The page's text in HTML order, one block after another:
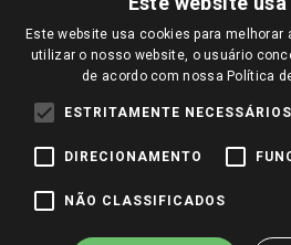
Notícias
Perguntas frequentes
Trabalhe Conosco
Trocas e Devoluções
Redes Sociais
Este website usa cookies para melhorar
utilizar o nosso website, o usuário
de acordo com nossa Política
ESTRITAMENTE NECESSÁRIOS
DIRECIONAMENTO
NÃO CLASSIFICADOS